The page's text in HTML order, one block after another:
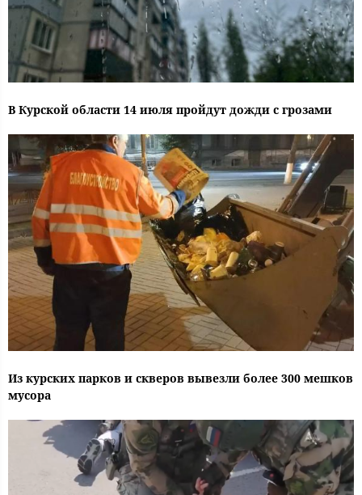
В Курской области 14 июля пройдут дожди с грозами
Из курских парков и скверов вывезли более 300 мешков
мусора